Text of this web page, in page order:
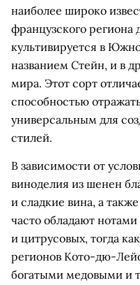
наиболее широко
французского
культивируется в
названием Стейн, и в
мира. Этот сорт
способностью
универсальным для
стилей.
В зависимости от
виноделия из шенен
и сладкие вина, а
часто обладают
и цитрусовых, тогда
регионов Кото-дю-
богатыми медовыми и